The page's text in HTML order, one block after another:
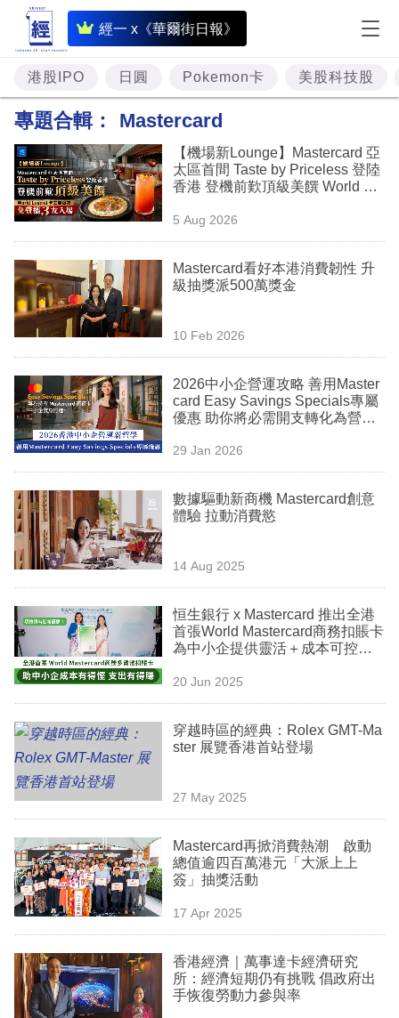
經一 x《華爾街日報》
即
時
財
經
題
投
資
樓
市
理
商
業
科
技
職
場
生
事
欄
訂
閱
區
港股IPO 日圓 Pokemon卡 美股科技股
專題合輯： Mastercard
【機場新Lounge】Mastercard 亞
太區首間 Taste by Priceless 登陸
香港 登機前歎頂級美饌 World Le
5 Aug 2026
Mastercard看好本港消費韌性 升
級抽獎派500萬獎金
10 Feb 2026
2026中小企營運攻略 善用Master
card Easy Savings Specials專屬
優惠 助你將必需開支轉化為營運
29 Jan 2026
數據驅動新商機 Mastercard創意
體驗 拉動消費慾
14 Aug 2025
恒生銀行 x Mastercard 推出全港
首張World Mastercard商務扣賬卡
為中小企提供靈活＋成本可控＋
握跨境商機！
20 Jun 2025
穿越時區的經典：Rolex GMT-Ma
ster 展覽香港首站登場
27 May 2025
Mastercard再掀消費熱潮 啟動
總值逾四百萬港元「大派上上
簽」抽獎活動
17 Apr 2025
香港經濟｜萬事達卡經濟研究
所：經濟短期仍有挑戰 倡政府出
手恢復勞動力參與率